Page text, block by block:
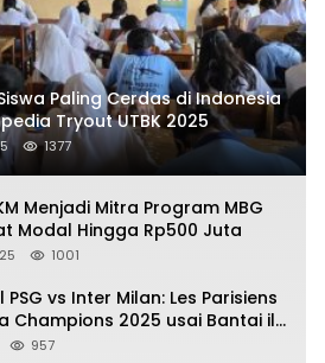
Paling Cerdas di Indonesia
Tryout UTBK 2025
1377
Menjadi Mitra Program MBG
Modal Hingga Rp500 Juta
1001
PSG vs Inter Milan: Les Parisiens
Champions 2025 usai Bantai il
957